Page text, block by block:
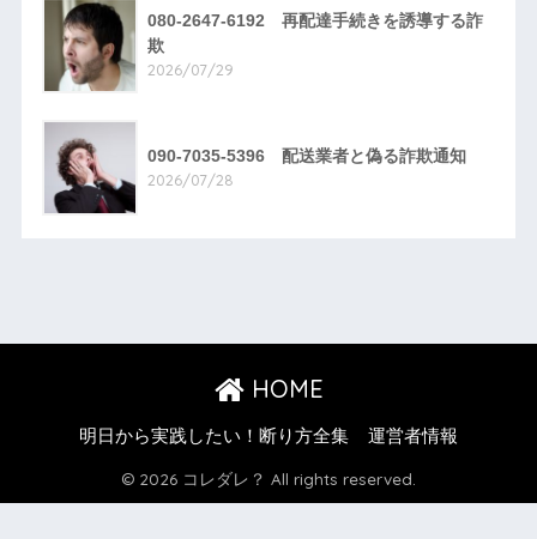
080-2647-6192 再配達手続きを誘導する詐
欺
2026/07/29
090-7035-5396 配送業者と偽る詐欺通知
2026/07/28
HOME
明日から実践したい！断り方全集 運営者情報
© 2026 コレダレ？ All rights reserved.